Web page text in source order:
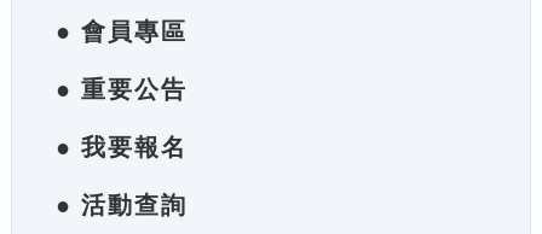
● 會員專區
● 重要公告
● 我要報名
● 活動查詢